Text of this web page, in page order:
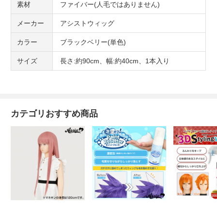
素材 ファイバー(人毛ではありません)
メーカー アシストウィッグ
カラー ブラックベリー(単色)
サイズ 長さ:約90cm、幅:約40cm、1本入り
カテゴリおすすめ商品